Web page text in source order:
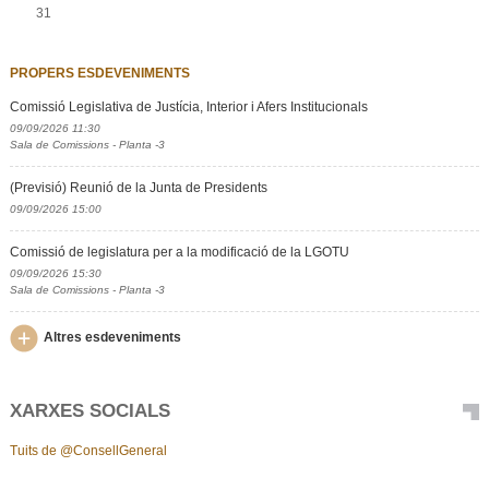
31
PROPERS ESDEVENIMENTS
Comissió Legislativa de Justícia, Interior i Afers Institucionals
09/09/2026 11:30
Sala de Comissions - Planta -3
(Previsió) Reunió de la Junta de Presidents
09/09/2026 15:00
Comissió de legislatura per a la modificació de la LGOTU
09/09/2026 15:30
Sala de Comissions - Planta -3
Altres esdeveniments
XARXES SOCIALS
Tuits de @ConsellGeneral